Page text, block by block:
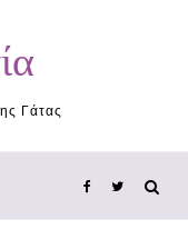
Γάτας